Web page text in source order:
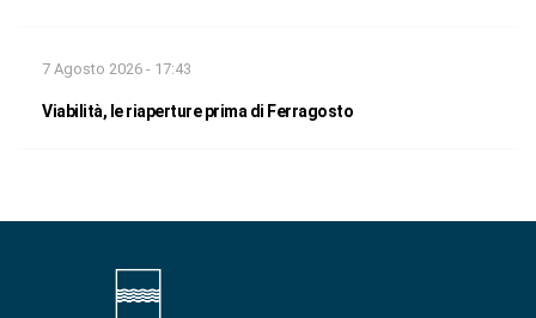
7 Agosto 2026 - 17:43
Viabilità, le riaperture prima di Ferragosto